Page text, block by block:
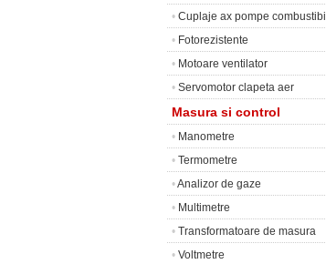
• Cuplaje ax pompe combustibil
• Fotorezistente
• Motoare ventilator
• Servomotor clapeta aer
Masura si control
• Manometre
• Termometre
•Analizor de gaze
• Multimetre
• Transformatoare de masura
• Voltmetre